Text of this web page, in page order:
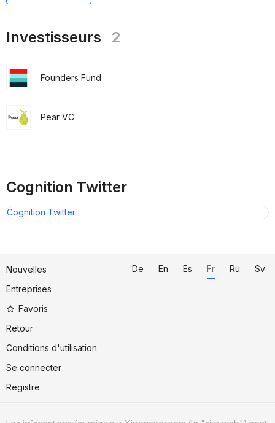
Investisseurs 2
Founders Fund
Pear VC
Cognition Twitter
Cognition Twitter
Nouvelles
Entreprises
Favoris
Retour
Conditions d'utilisation
Se connecter
Registre
De En Es Fr Ru Sv